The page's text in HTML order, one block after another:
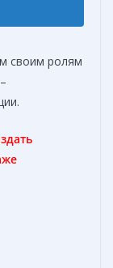
своим ролям